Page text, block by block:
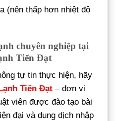
(nên thấp hơn nhiệt độ
chuyên nghiệp tại
Tiến Đạt
tự tin thực hiện, hãy
Tiến Đạt – đơn vị
viên được đào tạo bài
đại và dung dịch nhập